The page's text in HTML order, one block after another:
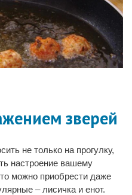
зверей
не только на прогулку,
настроение вашему
можно приобрести даже
– лисичка и енот.